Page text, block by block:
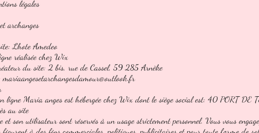
légales
archanges
Lhote Amedeo
réalisée chez Wix
du site: 2 bis, rue de Cassel, 59 285 Arnèke
ligne Maria anges est hébergée chez Wix dont le siège social est: 40 PORT
au site
et son utilisateur sont réservés à un usage strictement personnel. Vous vous